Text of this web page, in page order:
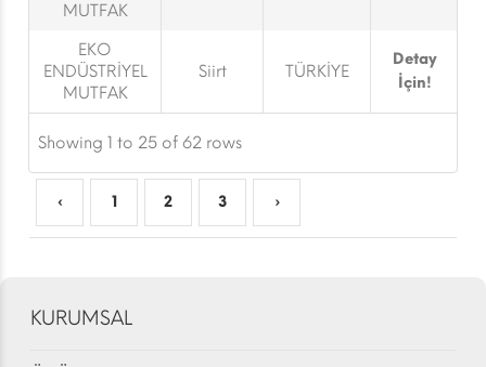
MUTFAK
EKO
ENDÜSTRİYEL
MUTFAK
Siirt TÜRKİYE
Detay
İçin!
Showing 1 to 25 of 62 rows
‹ 1 2 3 ›
KURUMSAL